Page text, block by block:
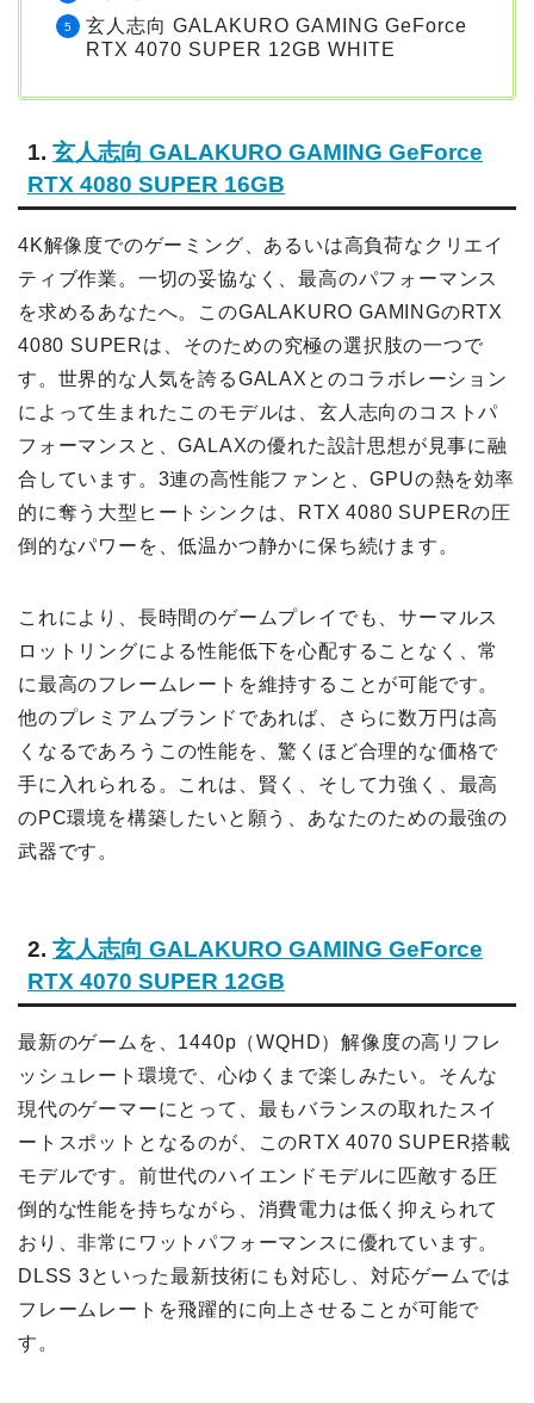
玄人志向 GALAKURO GAMING GeForce
RTX 4070 SUPER 12GB WHITE
1. 玄人志向 GALAKURO GAMING GeForce
RTX 4080 SUPER 16GB
4K解像度でのゲーミング、あるいは高負荷なクリエイ
ティブ作業。一切の妥協なく、最高のパフォーマンス
を求めるあなたへ。このGALAKURO GAMINGのRTX
4080 SUPERは、そのための究極の選択肢の一つで
す。世界的な人気を誇るGALAXとのコラボレーション
によって生まれたこのモデルは、玄人志向のコストパ
フォーマンスと、GALAXの優れた設計思想が見事に融
合しています。3連の高性能ファンと、GPUの熱を効率
的に奪う大型ヒートシンクは、RTX 4080 SUPERの圧
倒的なパワーを、低温かつ静かに保ち続けます。
これにより、長時間のゲームプレイでも、サーマルス
ロットリングによる性能低下を心配することなく、常
に最高のフレームレートを維持することが可能です。
他のプレミアムブランドであれば、さらに数万円は高
くなるであろうこの性能を、驚くほど合理的な価格で
手に入れられる。これは、賢く、そして力強く、最高
のPC環境を構築したいと願う、あなたのための最強の
武器です。
2. 玄人志向 GALAKURO GAMING GeForce
RTX 4070 SUPER 12GB
最新のゲームを、1440p（WQHD）解像度の高リフレ
ッシュレート環境で、心ゆくまで楽しみたい。そんな
現代のゲーマーにとって、最もバランスの取れたスイ
ートスポットとなるのが、このRTX 4070 SUPER搭載
モデルです。前世代のハイエンドモデルに匹敵する圧
倒的な性能を持ちながら、消費電力は低く抑えられて
おり、非常にワットパフォーマンスに優れています。
DLSS 3といった最新技術にも対応し、対応ゲームでは
フレームレートを飛躍的に向上させることが可能で
す。